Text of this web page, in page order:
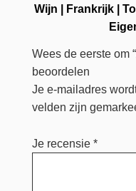
Wijn Frankrijk |
Wees de eerste om
beoordelen
Je e-mailadres
velden zijn
Je recensie *